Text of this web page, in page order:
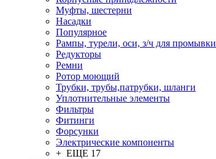
Муфты, шестерни
Насадки
Популярное
Рампы, турели, оси, з/ч для промывки
Редукторы
Ремни
Ротор моющий
Трубки, трубы,патрубки, шланги
Уплотнительные элементы
Фильтры
Фитинги
Форсунки
Электрические компоненты
+ ЕЩЕ 17